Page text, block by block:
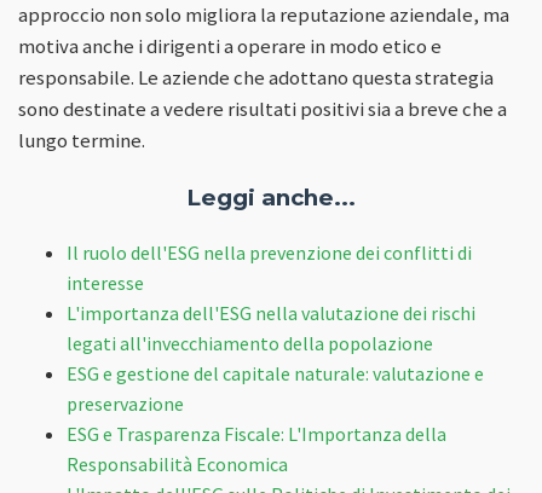
approccio non solo migliora la reputazione aziendale, ma
motiva anche i dirigenti a operare in modo etico e
responsabile. Le aziende che adottano questa strategia
sono destinate a vedere risultati positivi sia a breve che a
lungo termine.
Leggi anche...
Il ruolo dell'ESG nella prevenzione dei conflitti di
interesse
L'importanza dell'ESG nella valutazione dei rischi
legati all'invecchiamento della popolazione
ESG e gestione del capitale naturale: valutazione e
preservazione
ESG e Trasparenza Fiscale: L'Importanza della
Responsabilità Economica